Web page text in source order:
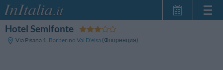
Hotel Semifonte
Via Pisana 1, Barberino Val D'elsa (Флоренция)